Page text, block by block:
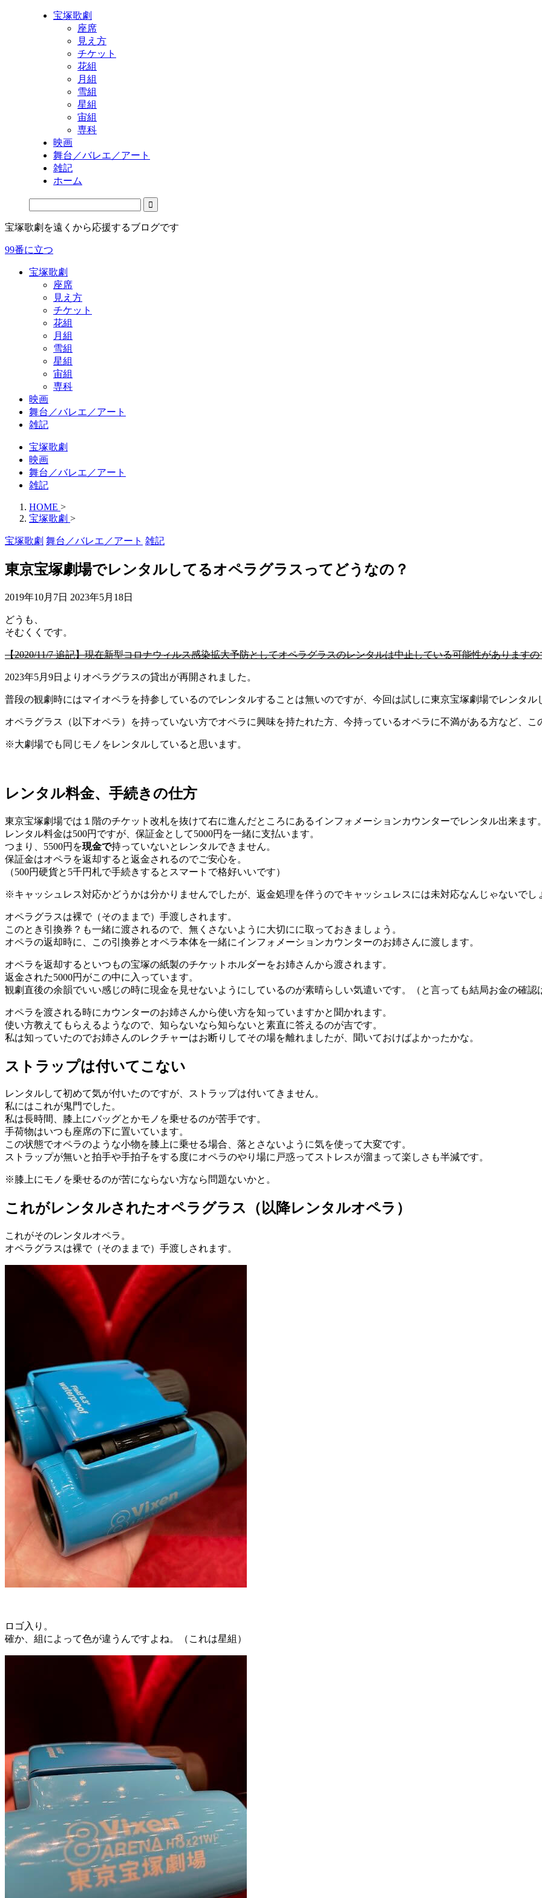
宝塚歌劇
座席
見え方
チケット
花組
月組
雪組
星組
宙組
専科
映画
舞台／バレエ／アート
雑記
ホーム
宝塚歌劇を遠くから応援するブログです
99番に立つ
宝塚歌劇
座席
見え方
チケット
花組
月組
雪組
星組
宙組
専科
映画
舞台／バレエ／アート
雑記
宝塚歌劇
映画
舞台／バレエ／アート
雑記
HOME >
宝塚歌劇 >
宝塚歌劇 舞台／バレエ／アート 雑記
東京宝塚劇場でレンタルしてるオペラグラスってどうなの？
2019年10月7日 2023年5月18日
どうも、
そむくくです。
【2020/11/7 追記】現在新型コロナウィルス感染拡大予防としてオペラグラスのレンタルは中止している可能性があります
2023年5月9日よりオペラグラスの貸出が再開されました。
普段の観劇時にはマイオペラを持参しているのでレンタルすることは無いのですが、今回は試しに東京宝塚劇場でレンタル
オペラグラス（以下オペラ）を持っていない方でオペラに興味を持たれた方、今持っているオペラに不満がある方など、こ
※大劇場でも同じモノをレンタルしていると思います。
レンタル料金、手続きの仕方
東京宝塚劇場では１階のチケット改札を抜けて右に進んだところにあるインフォメーションカウンターでレンタル出来ます。
レンタル料金は500円ですが、保証金として5000円を一緒に支払います。
つまり、5500円を現金で持っていないとレンタルできません。
保証金はオペラを返却すると返金されるのでご安心を。
（500円硬貨と5千円札で手続きするとスマートで格好いいです）
※キャッシュレス対応かどうかは分かりませんでしたが、返金処理を伴うのでキャッシュレスには未対応なんじゃないでし
オペラグラスは裸で（そのままで）手渡しされます。
このとき引換券？も一緒に渡されるので、無くさないように大切にに取っておきましょう。
オペラの返却時に、この引換券とオペラ本体を一緒にインフォメーションカウンターのお姉さんに渡します。
オペラを返却するといつもの宝塚の紙製のチケットホルダーをお姉さんから渡されます。
返金された5000円がこの中に入っています。
観劇直後の余韻でいい感じの時に現金を見せないようにしているのが素晴らしい気遣いです。（と言っても結局お金の確認
オペラを渡される時にカウンターのお姉さんから使い方を知っていますかと聞かれます。
使い方教えてもらえるようなので、知らないなら知らないと素直に答えるのが吉です。
私は知っていたのでお姉さんのレクチャーはお断りしてその場を離れましたが、聞いておけばよかったかな。
ストラップは付いてこない
レンタルして初めて気が付いたのですが、ストラップは付いてきません。
私にはこれが鬼門でした。
私は長時間、膝上にバッグとかモノを乗せるのが苦手です。
手荷物はいつも座席の下に置いています。
この状態でオペラのような小物を膝上に乗せる場合、落とさないように気を使って大変です。
ストラップが無いと拍手や手拍子をする度にオペラのやり場に戸惑ってストレスが溜まって楽しさも半減です。
※膝上にモノを乗せるのが苦にならない方なら問題ないかと。
これがレンタルされたオペラグラス（以降レンタルオペラ）
これがそのレンタルオペラ。
オペラグラスは裸で（そのままで）手渡しされます。
ロゴ入り。
確か、組によって色が違うんですよね。（これは星組）